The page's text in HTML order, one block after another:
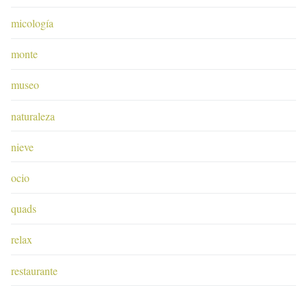
micología
monte
museo
naturaleza
nieve
ocio
quads
relax
restaurante